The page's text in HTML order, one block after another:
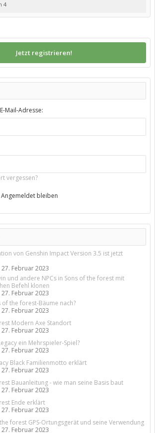
4
Jetzt registrieren!
Mail-Adresse:
vergessen?
Angemeldet bleiben
von Genshin Impact Version 3.5 ist jetzt
27. Februar 2023
und andere NPCs in Sons of the forest mit
Befehl klonen
27. Februar 2023
of the forest-Bäume nach?
27. Februar 2023
Modern Axe Standort
27. Februar 2023
ein Mehrspieler-Spiel?
27. Februar 2023
Black Familienmotto erklärt
27. Februar 2023
Bauanleitung - wie man seine Basis baut
27. Februar 2023
Ende erklärt
27. Februar 2023
forest GPS-Ortungsgerät und seine Verwendung
27. Februar 2023